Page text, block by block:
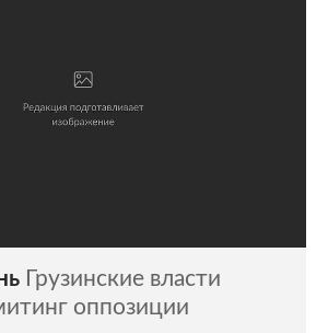
Грузинские власти
оппозиции